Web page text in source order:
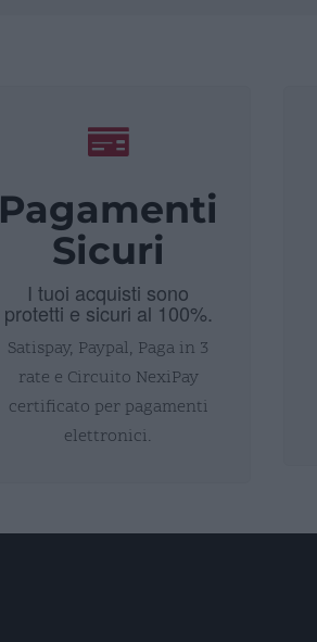
Pagamenti
Sicuri
I tuoi acquisti sono
protetti e sicuri al 100%.
Satispay, Paypal, Paga in 3
rate e Circuito NexiPay
certificato per pagamenti
elettronici.